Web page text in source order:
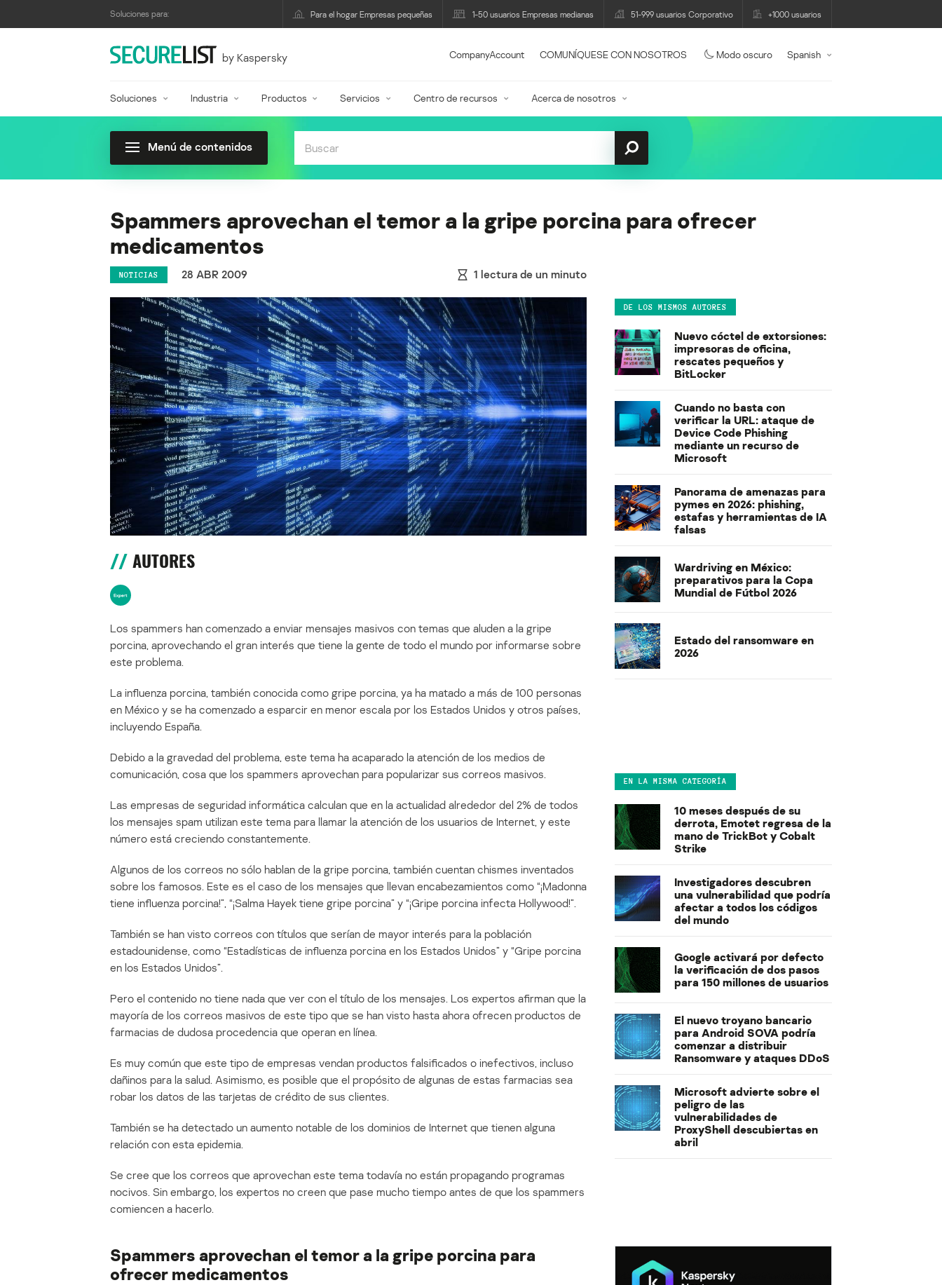
Soluciones para: Para el hogar Empresas pequeñas 1-50 usuarios Empresas medianas 51-999 usuarios Corporativo +1000 usuarios
by Kaspersky CompanyAccount COMUNÍQUESE CON NOSOTROS Modo oscuro Spanish
Soluciones Industria Productos Servicios Centro de recursos Acerca de nosotros
Menú de contenidos
Spammers aprovechan el temor a la gripe porcina para ofrecer
medicamentos
NOTICIAS 28 ABR 2009 1 lectura de un minuto
AUTORES
Los spammers han comenzado a enviar mensajes masivos con temas que aluden a la gripe
porcina, aprovechando el gran interés que tiene la gente de todo el mundo por informarse sobre
este problema.
La influenza porcina, también conocida como gripe porcina, ya ha matado a más de 100 personas
en México y se ha comenzado a esparcir en menor escala por los Estados Unidos y otros países,
incluyendo España.
Debido a la gravedad del problema, este tema ha acaparado la atención de los medios de
comunicación, cosa que los spammers aprovechan para popularizar sus correos masivos.
Las empresas de seguridad informática calculan que en la actualidad alrededor del 2% de todos
los mensajes spam utilizan este tema para llamar la atención de los usuarios de Internet, y este
número está creciendo constantemente.
Algunos de los correos no sólo hablan de la gripe porcina, también cuentan chismes inventados
sobre los famosos. Este es el caso de los mensajes que llevan encabezamientos como “¡Madonna
tiene influenza porcina!”, “¡Salma Hayek tiene gripe porcina” y “¡Gripe porcina infecta Hollywood!”.
También se han visto correos con títulos que serían de mayor interés para la población
estadounidense, como “Estadísticas de influenza porcina en los Estados Unidos” y “Gripe porcina
en los Estados Unidos”.
Pero el contenido no tiene nada que ver con el título de los mensajes. Los expertos afirman que la
mayoría de los correos masivos de este tipo que se han visto hasta ahora ofrecen productos de
farmacias de dudosa procedencia que operan en línea.
Es muy común que este tipo de empresas vendan productos falsificados o inefectivos, incluso
dañinos para la salud. Asimismo, es posible que el propósito de algunas de estas farmacias sea
robar los datos de las tarjetas de crédito de sus clientes.
También se ha detectado un aumento notable de los dominios de Internet que tienen alguna
relación con esta epidemia.
Se cree que los correos que aprovechan este tema todavía no están propagando programas
nocivos. Sin embargo, los expertos no creen que pase mucho tiempo antes de que los spammers
comiencen a hacerlo.
Spammers aprovechan el temor a la gripe porcina para
ofrecer medicamentos
DE LOS MISMOS AUTORES
Nuevo cóctel de extorsiones:
impresoras de oficina,
rescates pequeños y
BitLocker
Cuando no basta con
verificar la URL: ataque de
Device Code Phishing
mediante un recurso de
Microsoft
Panorama de amenazas para
pymes en 2026: phishing,
estafas y herramientas de IA
falsas
Wardriving en México:
preparativos para la Copa
Mundial de Fútbol 2026
Estado del ransomware en
2026
EN LA MISMA CATEGORÍA
10 meses después de su
derrota, Emotet regresa de la
mano de TrickBot y Cobalt
Strike
Investigadores descubren
una vulnerabilidad que podría
afectar a todos los códigos
del mundo
Google activará por defecto
la verificación de dos pasos
para 150 millones de usuarios
El nuevo troyano bancario
para Android SOVA podría
comenzar a distribuir
Ransomware y ataques DDoS
Microsoft advierte sobre el
peligro de las
vulnerabilidades de
ProxyShell descubiertas en
abril